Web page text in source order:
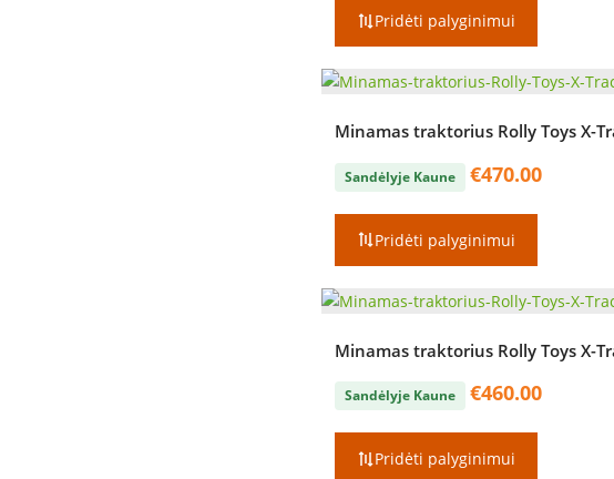
Pridėti palyginimui
Minamas traktorius Rolly Toys X-
Sandėlyje Kaune €470.00
Pridėti palyginimui
Minamas traktorius Rolly Toys X-
Sandėlyje Kaune €460.00
Pridėti palyginimui